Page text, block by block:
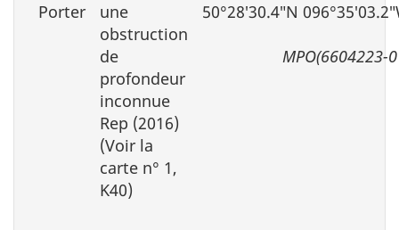
Porter
une
obstruction
de
profondeur
inconnue
Rep (2016)
(Voir la
carte n° 1,
K40)
50°28′30.4″N
MPO(6604223-